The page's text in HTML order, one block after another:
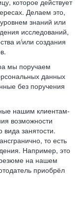
которое действует
Делаем это,
знаний или
исследований,
и/или создания
мы поручаем
данных
без поручения
нашим клиентам-
возможности
вида занятости.
то есть
Например, это
на нашем
приобрёл